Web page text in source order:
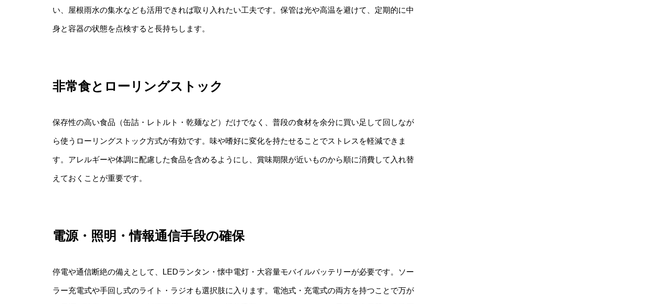
い、屋根雨水の集水なども活用できれば取り入れたい工夫です。保管は光や高温を避けて、定期的に中
身と容器の状態を点検すると長持ちします。
非常食とローリングストック
保存性の高い食品（缶詰・レトルト・乾麺など）だけでなく、普段の食材を余分に買い足して回しなが
ら使うローリングストック方式が有効です。味や嗜好に変化を持たせることでストレスを軽減できま
す。アレルギーや体調に配慮した食品を含めるようにし、賞味期限が近いものから順に消費して入れ替
えておくことが重要です。
電源・照明・情報通信手段の確保
停電や通信断絶の備えとして、LEDランタン・懐中電灯・大容量モバイルバッテリーが必要です。ソー
ラー充電式や手回し式のライト・ラジオも選択肢に入ります。電池式・充電式の両方を持つことで万が